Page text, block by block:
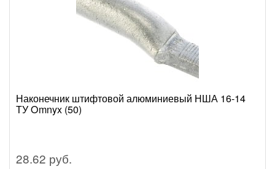
Наконечник штифтовой алюминиевый НША 16-14
ТУ Omnyx (50)
28.62 руб.